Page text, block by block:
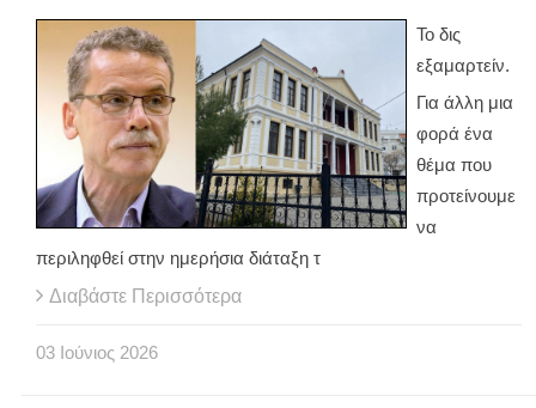
Το δις
εξαμαρτείν.
Για άλλη μια
φορά ένα
θέμα που
προτείνουμε
να
περιληφθεί στην ημερήσια διάταξη τ
Διαβάστε Περισσότερα
03 Ιούνιος 2026